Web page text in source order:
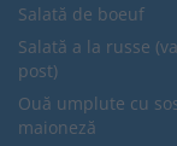
Salată de boeuf
Salată a la russe
post)
Ouă umplute cu
maioneză